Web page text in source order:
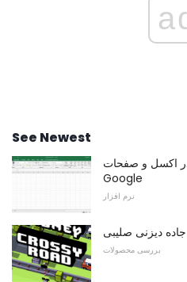
See Newest
اکسل و صفحات
Google
نرم افزار
دیزنی صلیبی
بررسی محصولات